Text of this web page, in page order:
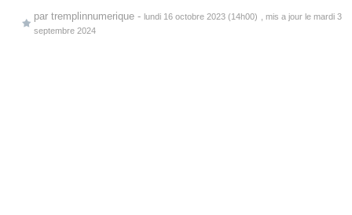
par tremplinnumerique - lundi 16 octobre 2023 (14h00)
, mis a jour le mardi 3
septembre 2024